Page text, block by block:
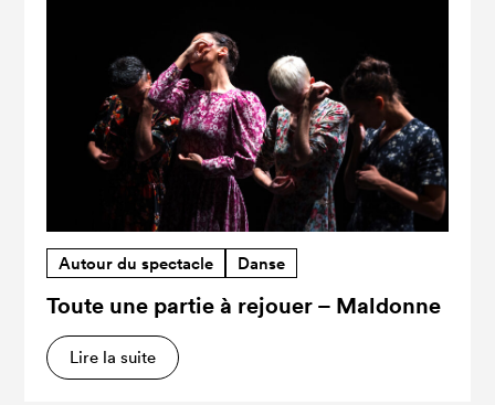
Autour du spectacle Danse
Toute une partie à rejouer – Maldonne
Lire la suite